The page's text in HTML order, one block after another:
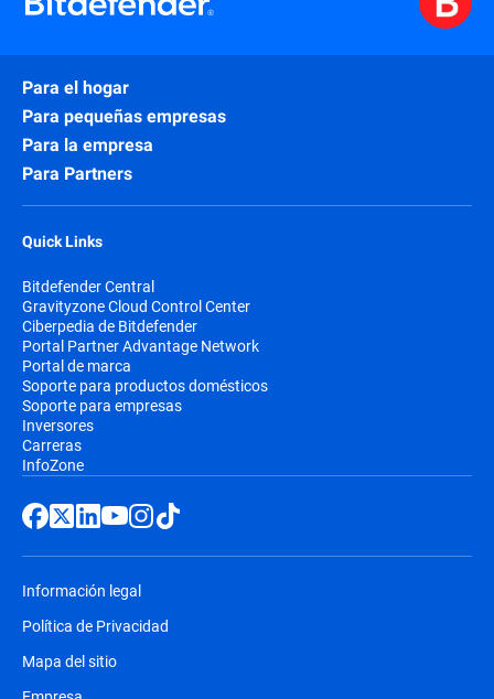
Para el hogar
Para pequeñas empresas
Para la empresa
Para Partners
Quick Links
Bitdefender Central
Gravityzone Cloud Control Center
Ciberpedia de Bitdefender
Portal Partner Advantage Network
Portal de marca
Soporte para productos domésticos
Soporte para empresas
Inversores
Carreras
InfoZone
Información legal
Política de Privacidad
Mapa del sitio